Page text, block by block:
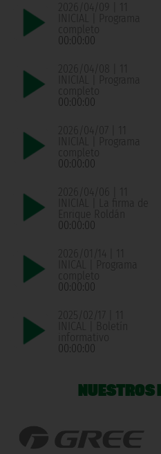
2026/04/09 | 11
INICIAL | Programa
completo
00:00:00
2026/04/08 | 11
INICIAL | Programa
completo
00:00:00
2026/04/07 | 11
INICIAL | Programa
completo
00:00:00
2026/04/06 | 11
INICIAL | La firma de
Enrique Roldán
00:00:00
2026/01/14 | 11
INICAL | Programa
completo
00:00:00
2025/02/17 | 11
INICAL | Boletín
informativo
00:00:00
NUESTROS